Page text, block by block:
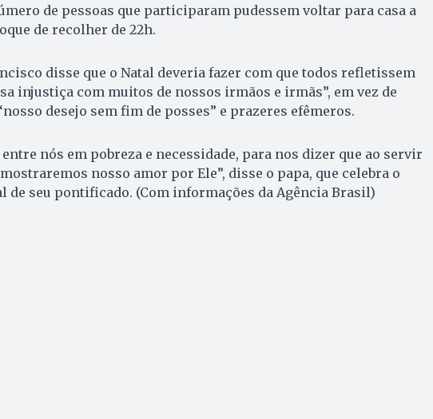
de pessoas que participaram pudessem voltar para casa a
de recolher de 22h.
disse que o Natal deveria fazer com que todos refletissem
injustiça com muitos de nossos irmãos e irmãs”, em vez de
desejo sem fim de posses” e prazeres efêmeros.
entre nós em pobreza e necessidade, para nos dizer que ao servir
nosso amor por Ele”, disse o papa, que celebra o
de seu pontificado. (Com informações da Agência Brasil)